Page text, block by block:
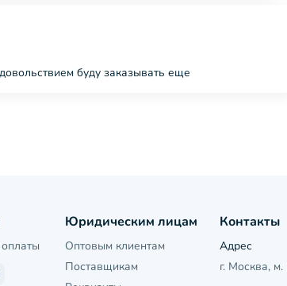
буду заказывать еще
Юридическим лицам
Оптовым клиентам
Поставщикам
Контакты
Адрес
г. Москва,